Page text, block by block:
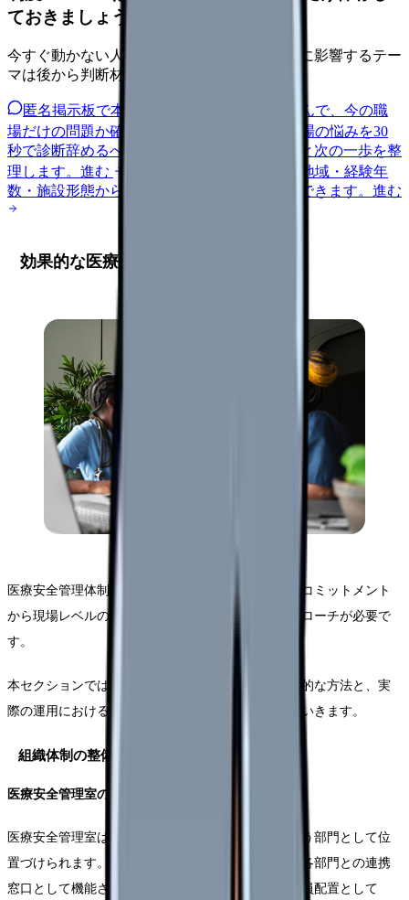
ておきましょう。
今すぐ動かない人も、給与・人員・安全文化に影響するテー
マは後から判断材料になります。
匿名掲示板で本音を見る
同じ悩みの声を読んで、今の職
場だけの問題か確かめられます。
職場の悩みを30
秒で診断辞めるべきか迷う前に、悩みの種類と次の一歩を整
理します。 進む
地域・経験年
数・施設形態から、今の給料の現在地を確認できます。 進む
効果的な医療安全管理体制の構築
医療安全管理体制の構築は、トップマネジメントのコミットメント
から現場レベルの具体的な実践まで、多層的なアプローチが必要で
す。
本セクションでは、効果的な体制構築のための具体的な方法と、実
際の運用における重要なポイントを詳しく解説していきます。
組織体制の整備と運用
医療安全管理室の設置
医療安全管理室は、病院全体の安全管理の中核を担う部門として位
置づけられます。専従の医療安全管理者を配置し、各部門との連携
窓口として機能させることが重要です。具体的な人員配置として